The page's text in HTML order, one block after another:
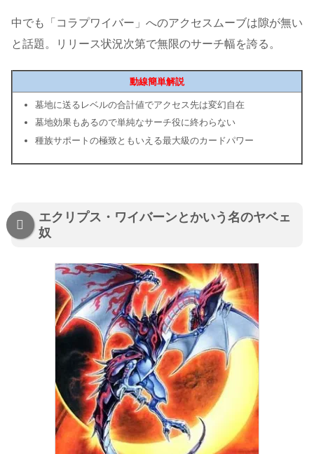
中でも「コラプワイバー」へのアクセスムーブは隙が無い
と話題。リリース状況次第で無限のサーチ幅を誇る。
動線簡単解説
墓地に送るレベルの合計値でアクセス先は変幻自在
墓地効果もあるので単純なサーチ役に終わらない
種族サポートの極致ともいえる最大級のカードパワー
エクリプス・ワイバーンとかいう名のヤベェ
奴